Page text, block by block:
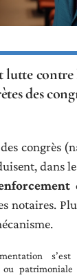
lutte
des
congrès
dans
notaires.
patrimoniale